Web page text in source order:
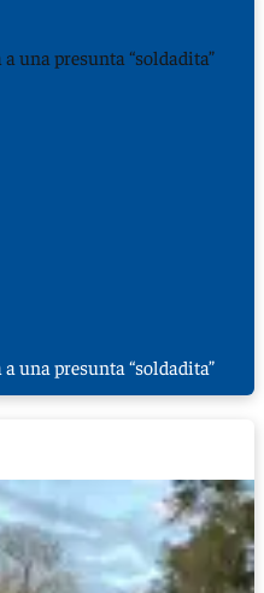
una presunta “soldadita”